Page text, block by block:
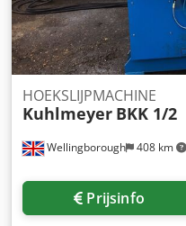
Wellingborough 408 km
HOEKSLIJPMACHINE
Kuhlmeyer BKK 1/2
Prijsinfo